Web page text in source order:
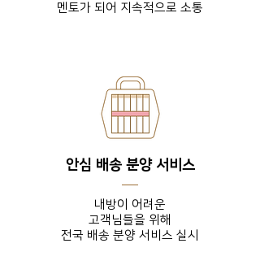
​멘토가 되어 지속적으로 소통
안심 배송 분양 서비스
내방이 어려운
고객님들을 위해
전국 배송 분양 서비스 실시